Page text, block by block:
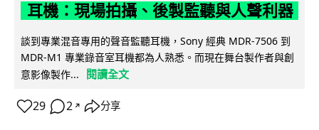
耳機：現場拍攝、後製監聽與人聲利器
談到專業混音專用的聲音監聽耳機，Sony 經典 MDR-7506 到
MDR-M1 專業錄音室耳機都為人熟悉。而現在舞台製作者與創
意影像製作...
閱讀全文
29 2 ↗ 分享